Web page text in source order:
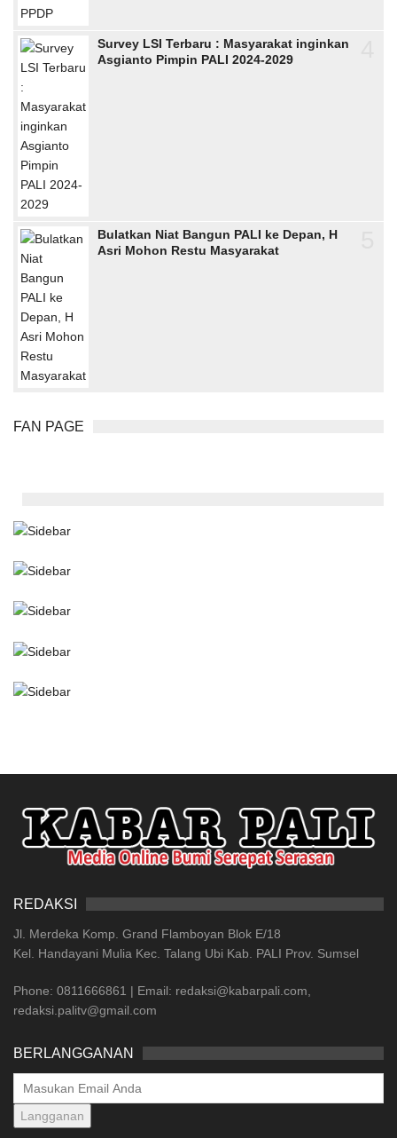
Survey LSI Terbaru : Masyarakat inginkan
Asgianto Pimpin PALI 2024-2029
Bulatkan Niat Bangun PALI ke Depan, H
Asri Mohon Restu Masyarakat
FAN PAGE
REDAKSI
Jl. Merdeka Komp. Grand Flamboyan Blok E/18
Kel. Handayani Mulia Kec. Talang Ubi Kab. PALI Prov. Sumsel
Phone: 0811666861 | Email: redaksi@kabarpali.com,
redaksi.palitv@gmail.com
BERLANGGANAN
Langganan